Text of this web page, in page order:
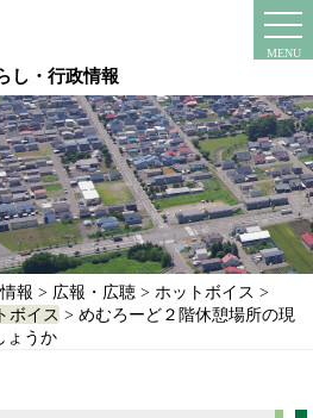
し・行政情報
MENU
報 > 広報・広聴 > ホットボイス >
ボイス > めむろーど２階休憩場所の現
ょうか